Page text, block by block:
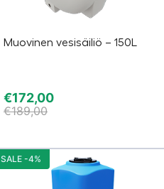
Muovinen vesisäiliö – 150L
€172,00
€189,00
SALE -4%